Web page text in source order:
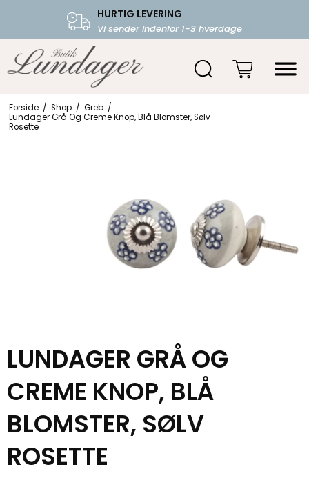
HURTIG LEVERING
Vi sender indenfor 1-3 hverdage
FRI FRAGT OVER 599.-
Starter fra 39,-
Forside / Shop / Greb /
Lundager Grå Og Creme Knop, Blå Blomster, Sølv
Rosette
LUNDAGER GRÅ OG
CREME KNOP, BLÅ
BLOMSTER, SØLV
ROSETTE